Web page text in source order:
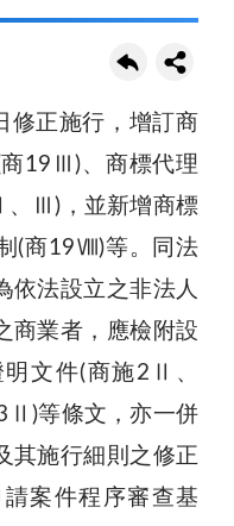
修正施行，增訂商
19Ⅲ)、商標代理
、Ⅲ)，並新增商標
(商19Ⅷ)等。同法
依法設立之非法人
商業者，應檢附設
文件(商施2Ⅱ、
等條文，亦一併
其施行細則之修正
案件程序審查基